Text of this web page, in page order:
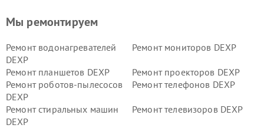
Мы ремонтируем
Ремонт водонагревателей
DEXP
Ремонт мониторов DEXP
Ремонт планшетов DEXP
Ремонт проекторов DEXP
Ремонт роботов-пылесосов
DEXP
Ремонт телефонов DEXP
Ремонт стиральных машин
DEXP
Ремонт телевизоров DEXP